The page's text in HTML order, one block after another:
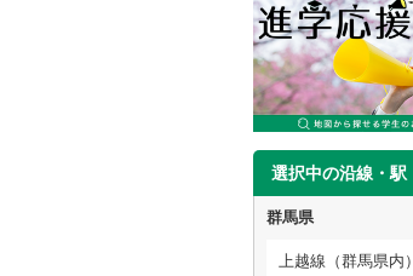
選択中の沿線・駅
群馬県
上越線（群馬県内）